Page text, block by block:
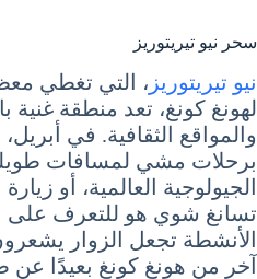
سحر نيو تيريتوريز
نيو تيريتوريز ، التي تغطي
لهونغ كونغ، تعد منطقة غنية
والمواقع الثقافية. في
برحلات مشي لمسافات
الجيولوجية العالمية، أو
تسانغ شوي هو للتعرف على
الأنشطة تجعل الزوار
آخر من هونغ كونغ بعيدًا